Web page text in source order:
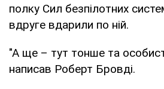
полку Сил безпілотних
вдруге вдарили по ній.
"А ще – тут тонше та
написав Роберт Бровді.